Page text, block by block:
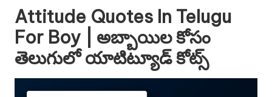
Attitude Quotes In Telugu
For Boy | అబ్బాయిల కోసం
తెలుగులో యాటిట్యూడ్ కోట్స్